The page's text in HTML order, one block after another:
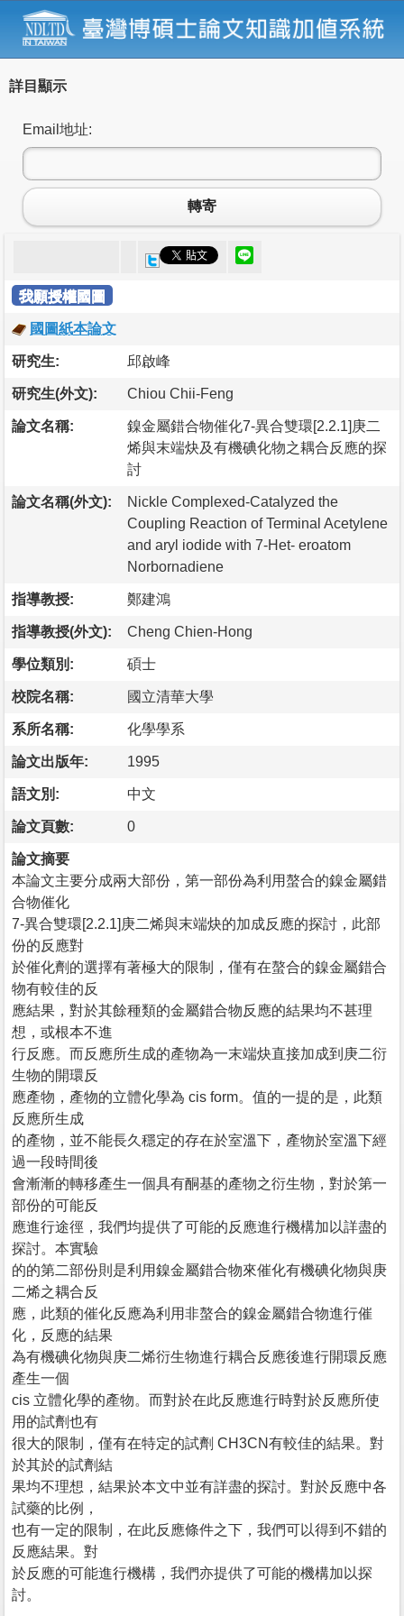
詳目顯示
Email地址:
轉寄
我願授權國圖
國圖紙本論文
研究生: 邱啟峰
研究生(外文): Chiou Chii-Feng
論文名稱:
鎳金屬錯合物催化7-異合雙環[2.2.1]庚二
烯與末端炔及有機碘化物之耦合反應的探
討
論文名稱(外文):
Nickle Complexed-Catalyzed the
Coupling Reaction of Terminal Acetylene
and aryl iodide with 7-Het- eroatom
Norbornadiene
指導教授: 鄭建鴻
指導教授(外文): Cheng Chien-Hong
學位類別: 碩士
校院名稱: 國立清華大學
系所名稱: 化學學系
論文出版年: 1995
語文別: 中文
論文頁數: 0
論文摘要
本論文主要分成兩大部份，第一部份為利用螯合的鎳金屬錯
合物催化
7-異合雙環[2.2.1]庚二烯與末端炔的加成反應的探討，此部
份的反應對
於催化劑的選擇有著極大的限制，僅有在螯合的鎳金屬錯合
物有較佳的反
應結果，對於其餘種類的金屬錯合物反應的結果均不甚理
想，或根本不進
行反應。而反應所生成的產物為一末端炔直接加成到庚二衍
生物的開環反
應產物，產物的立體化學為 cis form。值的一提的是，此類
反應所生成
的產物，並不能長久穩定的存在於室溫下，產物於室溫下經
過一段時間後
會漸漸的轉移產生一個具有酮基的產物之衍生物，對於第一
部份的可能反
應進行途徑，我們均提供了可能的反應進行機構加以詳盡的
探討。本實驗
的的第二部份則是利用鎳金屬錯合物來催化有機碘化物與庚
二烯之耦合反
應，此類的催化反應為利用非螯合的鎳金屬錯合物進行催
化，反應的結果
為有機碘化物與庚二烯衍生物進行耦合反應後進行開環反應
產生一個
cis 立體化學的產物。而對於在此反應進行時對於反應所使
用的試劑也有
很大的限制，僅有在特定的試劑 CH3CN有較佳的結果。對
於其於的試劑結
果均不理想，結果於本文中並有詳盡的探討。對於反應中各
試藥的比例，
也有一定的限制，在此反應條件之下，我們可以得到不錯的
反應結果。對
於反應的可能進行機構，我們亦提供了可能的機構加以探
討。